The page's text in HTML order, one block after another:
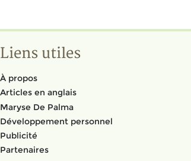
Liens utiles
À propos
Articles en anglais
Maryse De Palma
Développement personnel
Publicité
Partenaires